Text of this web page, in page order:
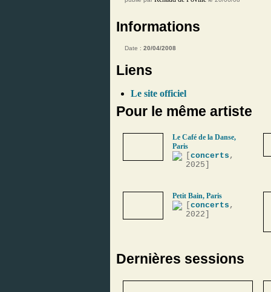
Informations
Date : 20/04/2008
Liens
Le site officiel
Pour le même artiste
Le Café de la Danse,
Paris
concerts ,
2025]
Petit Bain, Paris
concerts ,
2022]
Dernières sessions